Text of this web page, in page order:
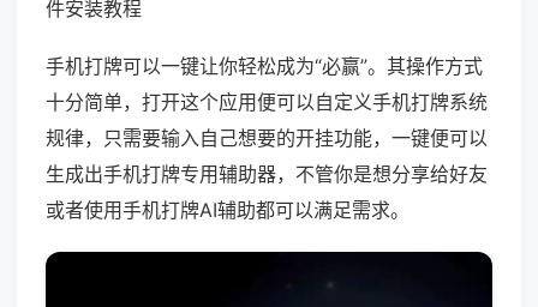
件安装教程
手机打牌可以一键让你轻松成为“必赢”。其操作方式
十分简单，打开这个应用便可以自定义手机打牌系统
规律，只需要输入自己想要的开挂功能，一键便可以
生成出手机打牌专用辅助器，不管你是想分享给好友
或者使用手机打牌AI辅助都可以满足需求。